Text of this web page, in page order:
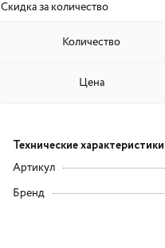
Скидка за количество
Количество
Цена
Технические характеристики
Артикул
Бренд